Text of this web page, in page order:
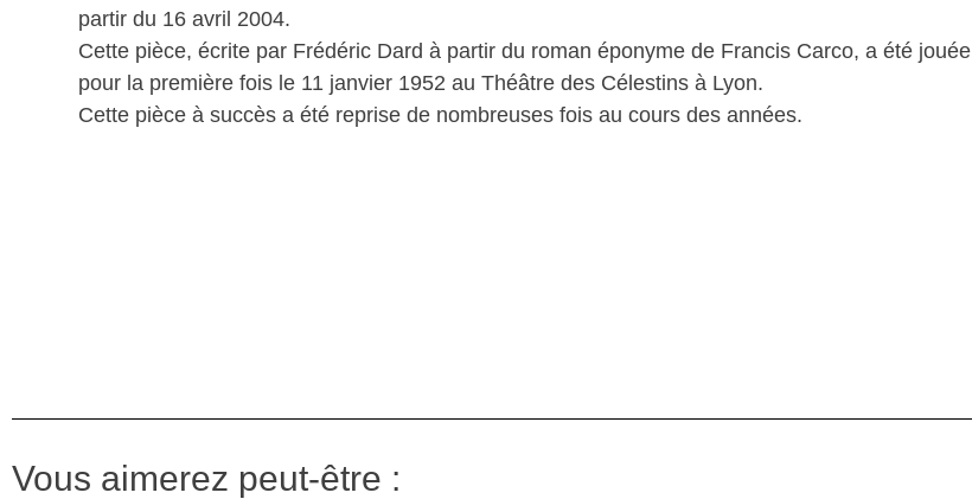
partir du 16 avril 2004.
Cette pièce, écrite par Frédéric Dard à partir du roman éponyme de Francis Carco, a été jouée
pour la première fois le 11 janvier 1952 au Théâtre des Célestins à Lyon.
Cette pièce à succès a été reprise de nombreuses fois au cours des années.
Vous aimerez peut-être :